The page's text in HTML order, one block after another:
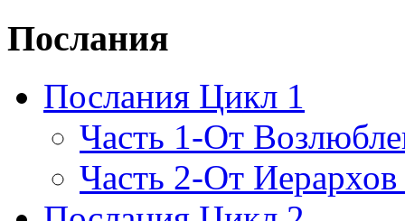
Послания
Послания Цикл 1
Часть 1-От
Часть 2-От